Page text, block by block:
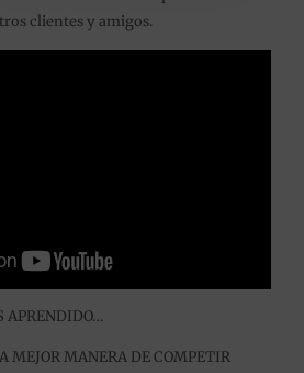
clientes y amigos.
APRENDIDO…
MEJOR MANERA DE COMPETIR